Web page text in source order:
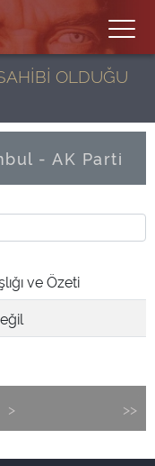
OLDUĞU
- AK Parti
ve Özeti
> >>